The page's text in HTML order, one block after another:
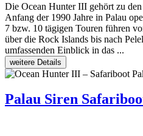
Die Ocean Hunter III gehört zu
Anfang der 1990 Jahre in Palau
7 bzw. 10 tägigen Touren führen
über die Rock Islands bis nach
umfassenden Einblick in das ...
weitere Details
Palau Siren